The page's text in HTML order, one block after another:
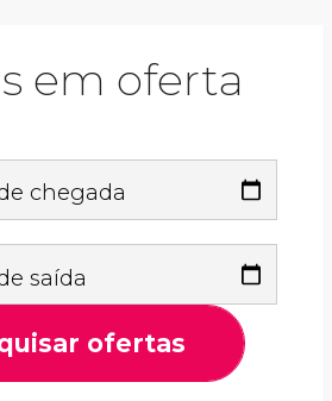
em oferta
chegada
saída
ofertas